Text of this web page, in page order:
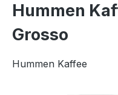
Hummen
Grosso
Hummen Kaffee